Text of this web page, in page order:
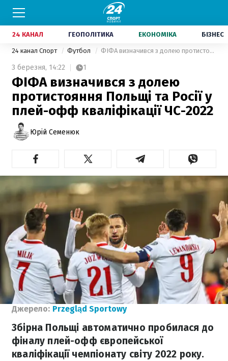
24 КАНАЛ ГЕОПОЛІТИКА ЕКОНОМІКА БІЗНЕС
24 канал Спорт Футбол ФІФА визначився з долею протистояння Польщі та Росії у плей-офф кваліфікації ЧС-2022
3 березня, 14:22 1
ФІФА визначився з долею
протистояння Польщі та Росії у
плей-офф кваліфікації ЧС-2022
Юрій Семенюк
Джерело: Przegląd Sportowy
Збірна Польщі автоматично пробилася до
фіналу плей-офф європейської
кваліфікації чемпіонату світу 2022 року.